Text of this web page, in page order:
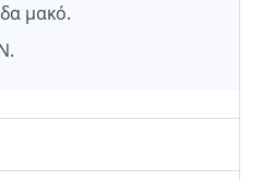
μακό.